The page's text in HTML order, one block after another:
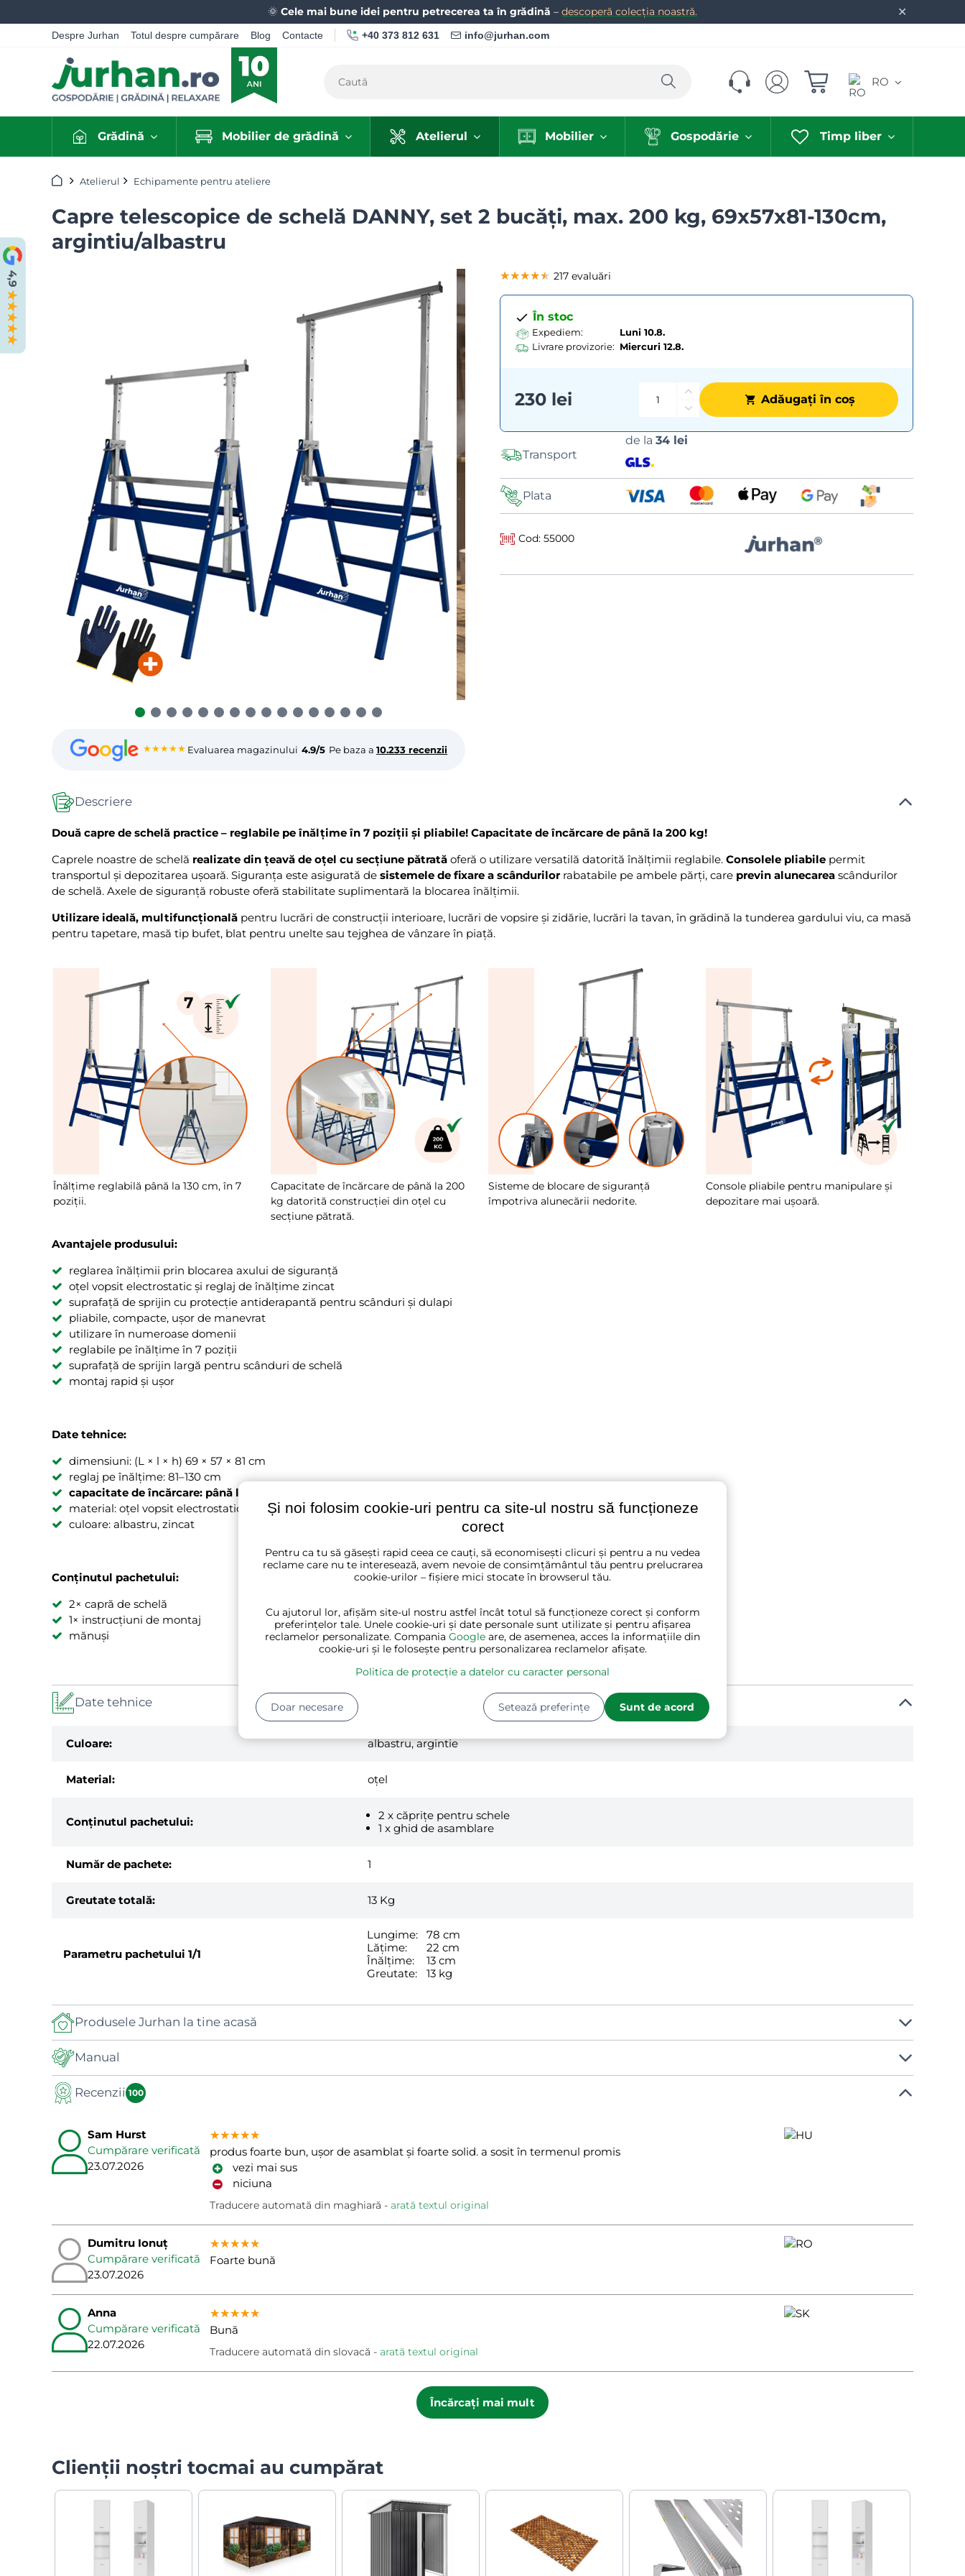
✕
🌞 Cele mai bune idei pentru petrecerea ta în grădină – descoperă colecția noastră.
Despre Jurhan Totul despre cumpărare Blog Contacte +40 373 812 631 info@jurhan.com
Caută RO
Grădină Mobilier de grădină Atelierul Mobilier Gospodărie Timp liber
Acasă Atelierul Echipamente pentru ateliere
Capre telescopice de schelă DANNY, set 2 bucăți, max. 200 kg, 69x57x81-130cm,
argintiu/albastru
★★★★★ Evaluarea magazinului 4.9/5 Pe baza a10.233 recenzii
★★★★★
★★★★★
★★★★★ 217 evaluări
În stoc
Expediem:
Luni 10.8.
Livrare provizorie: Miercuri 12.8.
230 lei Adăugați în coș
Transport
de la34 lei
Plata
Cod: 55000
Descriere
Două capre de schelă practice – reglabile pe înălțime în 7 poziții și pliabile! Capacitate de încărcare de până la 200 kg!
Caprele noastre de schelă realizate din țeavă de oțel cu secțiune pătrată oferă o utilizare versatilă datorită înălțimii reglabile. Consolele pliabile permit
transportul și depozitarea ușoară. Siguranța este asigurată de sistemele de fixare a scândurilorrabatabile pe ambele părți, care previn alunecarea scândurilor
de schelă. Axele de siguranță robuste oferă stabilitate suplimentară la blocarea înălțimii.
Utilizare ideală, multifuncțională pentru lucrări de construcții interioare, lucrări de vopsire și zidărie, lucrări la tavan, în grădină la tunderea gardului viu, ca masă
pentru tapetare, masă tip bufet, blat pentru unelte sau tejghea de vânzare în piață.
Înălțime reglabilă până la 130 cm, în 7
poziții.
Capacitate de încărcare de până la 200
kg datorită construcției din oțel cu
secțiune pătrată.
Sisteme de blocare de siguranță
împotriva alunecării nedorite.
Console pliabile pentru manipulare și
depozitare mai ușoară.
Avantajele produsului:
reglarea înălțimii prin blocarea axului de siguranță
oțel vopsit electrostatic și reglaj de înălțime zincat
suprafață de sprijin cu protecție antiderapantă pentru scânduri și dulapi
pliabile, compacte, ușor de manevrat
utilizare în numeroase domenii
reglabile pe înălțime în 7 poziții
suprafață de sprijin largă pentru scânduri de schelă
montaj rapid și ușor
Date tehnice:
dimensiuni: (L × l × h) 69 × 57 × 81 cm
reglaj pe înălțime: 81–130 cm
capacitate de încărcare: până la 200 kg
material: oțel vopsit electrostatic, reglaj de înălțime zincat
culoare: albastru, zincat
Conținutul pachetului:
2× capră de schelă
1× instrucțiuni de montaj
mănuși
Date tehnice
Culoare: albastru, argintie
Material: oțel
Conținutul pachetului:
2 x căprițe pentru schele
1 x ghid de asamblare
Număr de pachete: 1
Greutate totală: 13 Kg
Parametru pachetului 1/1
Lungime:
78 cm
Lățime:
22 cm
Înălțime:
13 cm
Greutate:
13 kg
Produsele Jurhan la tine acasă
Manual
Manual
Recenzii 100
Sam Hurst
Cumpărare verificată
23.07.2026
★★★★★
★★★★★
★★★★★
produs foarte bun, ușor de asamblat și foarte solid. a sosit în termenul promis
vezi mai sus
niciuna
Traducere automată din maghiară arată textul original
Dumitru Ionuț
Cumpărare verificată
23.07.2026
★★★★★
★★★★★
★★★★★
Foarte bună
Anna
Cumpărare verificată
22.07.2026
★★★★★
★★★★★
★★★★★
Bună
Traducere automată din slovacă arată textul original
Încărcați mai mult
Clienții noștri tocmai au cumpărat
Și noi folosim cookie-uri pentru ca site-ul nostru să funcționeze
corect
Pentru ca tu să găsești rapid ceea ce cauți, să economisești clicuri și pentru a nu vedea
reclame care nu te interesează, avem nevoie de consimțământul tău pentru prelucrarea
cookie-urilor – fișiere mici stocate în browserul tău.
Cu ajutorul lor, afișăm site-ul nostru astfel încât totul să funcționeze corect și conform
preferințelor tale. Unele cookie-uri și date personale sunt utilizate și pentru afișarea
reclamelor personalizate. Compania Google are, de asemenea, acces la informațiile din
cookie-uri și le folosește pentru personalizarea reclamelor afișate.
Politica de protecție a datelor cu caracter personal
Setează preferințe Sunt de acord
Doar necesare